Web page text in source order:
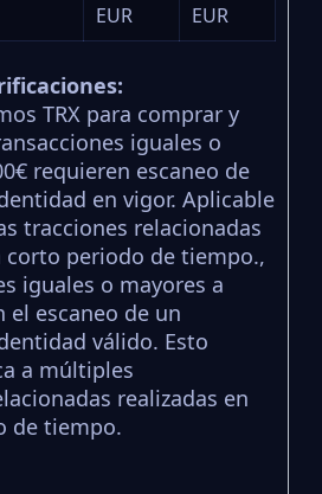
EUR EUR
TRX para comprar y
iguales o
requieren escaneo de
en vigor. Aplicable
tracciones relacionadas
corto periodo de tiempo.,
iguales o mayores a
el escaneo de un
válido. Esto
a múltiples
realizadas en
de tiempo.